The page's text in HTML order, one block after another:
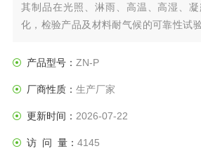
其制品在光照、淋雨、高温、高湿、
化，检验产品及材料耐气候的可靠性试
产品型号： ZN-P
厂商性质： 生产厂家
更新时间： 2026-07-22
访 问 量： 4145